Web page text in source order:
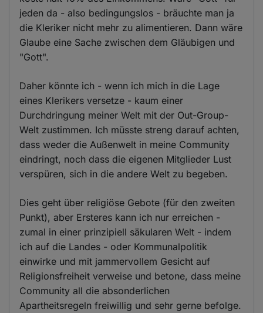
jeden da - also bedingungslos - bräuchte man ja
die Kleriker nicht mehr zu alimentieren. Dann wäre
Glaube eine Sache zwischen dem Gläubigen und
"Gott".
Daher könnte ich - wenn ich mich in die Lage
eines Klerikers versetze - kaum einer
Durchdringung meiner Welt mit der Out-Group-
Welt zustimmen. Ich müsste streng darauf achten,
dass weder die Außenwelt in meine Community
eindringt, noch dass die eigenen Mitglieder Lust
verspüren, sich in die andere Welt zu begeben.
Dies geht über religiöse Gebote (für den zweiten
Punkt), aber Ersteres kann ich nur erreichen -
zumal in einer prinzipiell säkularen Welt - indem
ich auf die Landes - oder Kommunalpolitik
einwirke und mit jammervollem Gesicht auf
Religionsfreiheit verweise und betone, dass meine
Community all die absonderlichen
Apartheitsregeln freiwillig und sehr gerne befolge.